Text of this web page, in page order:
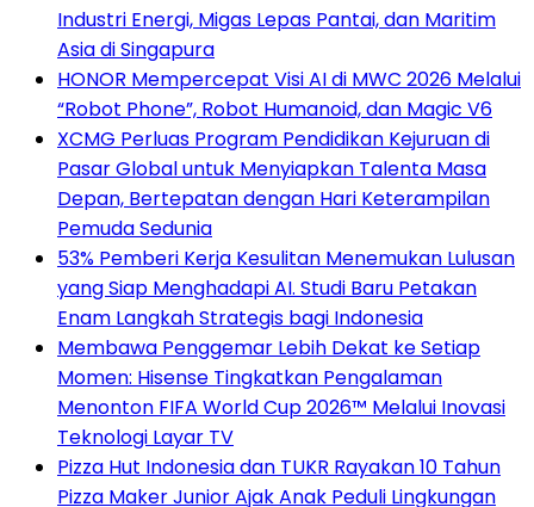
Industri Energi, Migas Lepas Pantai, dan Maritim
Asia di Singapura
HONOR Mempercepat Visi AI di MWC 2026 Melalui
“Robot Phone”, Robot Humanoid, dan Magic V6
XCMG Perluas Program Pendidikan Kejuruan di
Pasar Global untuk Menyiapkan Talenta Masa
Depan, Bertepatan dengan Hari Keterampilan
Pemuda Sedunia
53% Pemberi Kerja Kesulitan Menemukan Lulusan
yang Siap Menghadapi AI. Studi Baru Petakan
Enam Langkah Strategis bagi Indonesia
Membawa Penggemar Lebih Dekat ke Setiap
Momen: Hisense Tingkatkan Pengalaman
Menonton FIFA World Cup 2026™ Melalui Inovasi
Teknologi Layar TV
Pizza Hut Indonesia dan TUKR Rayakan 10 Tahun
Pizza Maker Junior Ajak Anak Peduli Lingkungan